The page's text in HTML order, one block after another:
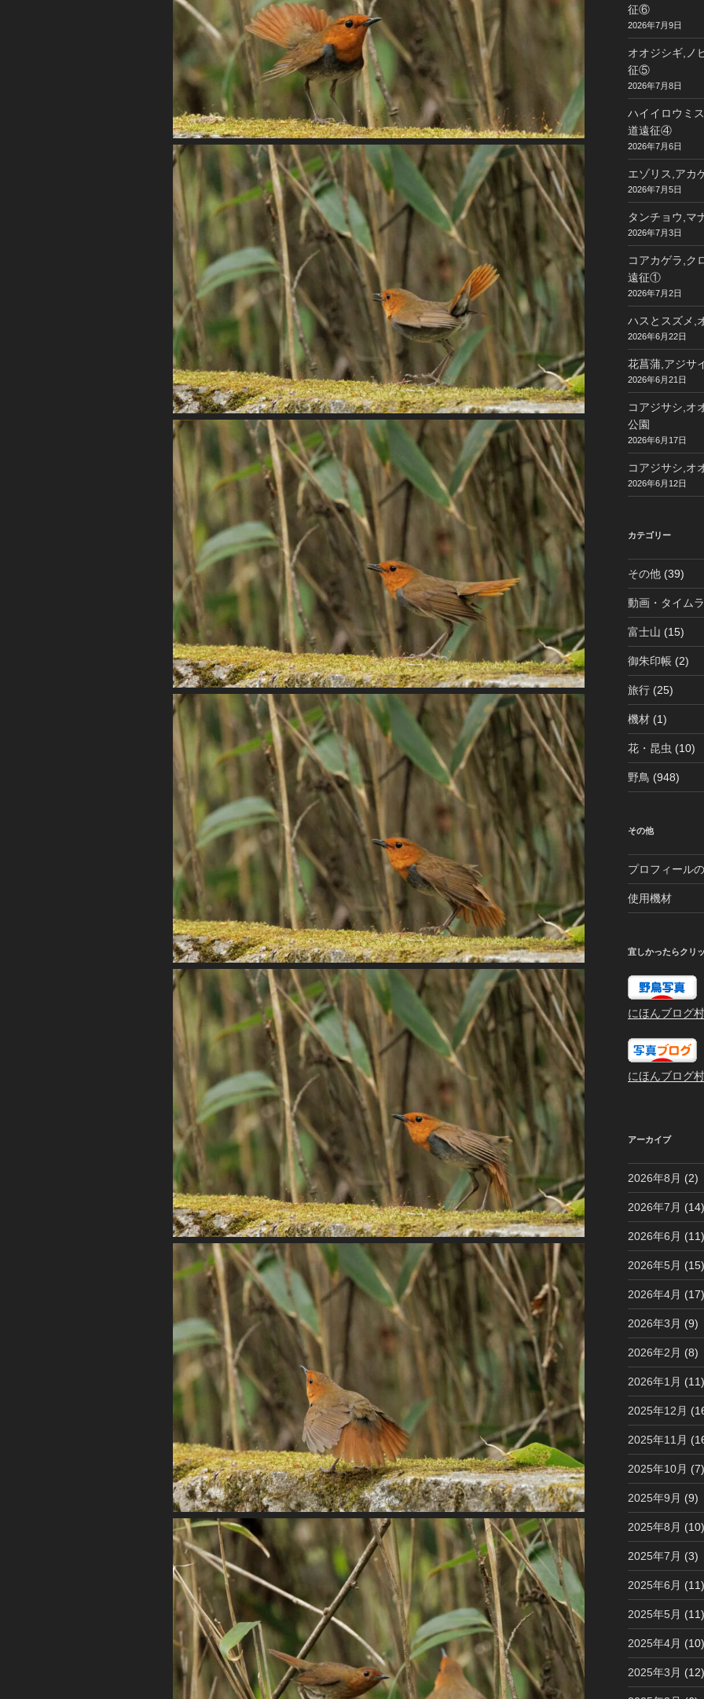
征⑥
2026年7月9日
オオジシギ,ノ
征⑤
2026年7月8日
ハイイロウミ
道遠征④
2026年7月6日
エゾリス,アカ
2026年7月5日
タンチョウ,マ
2026年7月3日
コアカゲラ,ク
遠征①
2026年7月2日
ハスとスズメ,
2026年6月22日
花菖蒲,アジサ
2026年6月21日
コアジサシ,オ
公園
2026年6月17日
コアジサシ,オ
2026年6月12日
カテゴリー
その他(39)
動画・タイム
富士山 (15)
御朱印帳(2)
旅行(25)
機材(1)
花・昆虫 (10)
野鳥 (948)
その他
プロフィール
使用機材
宜しかったらクリ
にほんブログ村
にほんブログ村
アーカイブ
2026年8月 (2)
2026年7月 (14)
2026年6月 (11)
2026年5月 (15)
2026年4月 (17)
2026年3月 (9)
2026年2月 (8)
2026年1月 (11)
2025年12月
2025年11月
2025年10月 (7)
2025年9月 (9)
2025年8月 (10)
2025年7月 (3)
2025年6月 (11)
2025年5月 (11)
2025年4月 (10)
2025年3月 (12)